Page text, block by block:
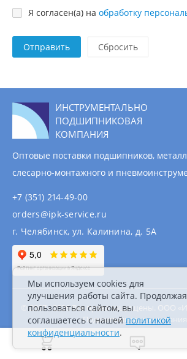
Я согласен(а) на обработку
Отправить
ИНСТРУМЕНТАЛЬНО
ПОДШИПНИКОВАЯ
КОМПАНИЯ
Оптовые поставки подшипников,
слесарно-монтажного и
+7 (351) 214-49-00
orders@ipk-service.ru
г. Челябинск, ул. Калинина, д. 5А
© 2007 - 2026 Все права защищены. ООО
Подшипниковая компания».
Информация на сайте не является
Политика
Мы используем cookies для
улучшения работы сайта. Продолжая
пользоваться сайтом, вы
соглашаетесь с нашей политикой
конфиденциальности.